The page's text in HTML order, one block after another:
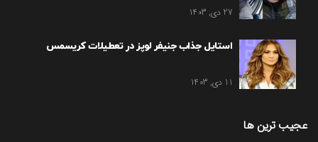
27 دی, 1403
استایل جذاب جنیفر لوپز در تعطیلات کریسمس
11 دی, 1403
عجیب ترین ها